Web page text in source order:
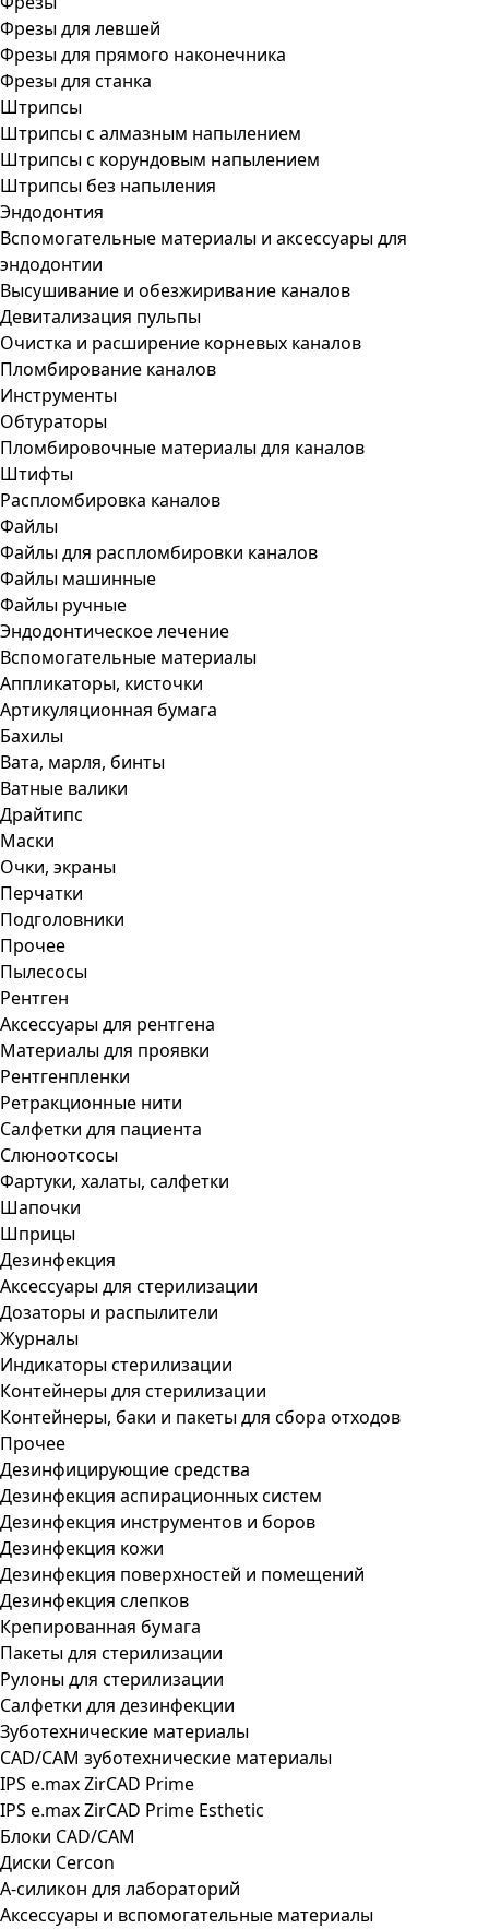
Фрезы для левшей
Фрезы для прямого наконечника
Фрезы для станка
Штрипсы
Штрипсы c алмазным напылением
Штрипсы c корундовым напылением
Штрипсы без напыления
Эндодонтия
Вспомогательные материалы и аксессуары для
эндодонтии
Высушивание и обезжиривание каналов
Девитализация пульпы
Очистка и расширение корневых каналов
Пломбирование каналов
Инструменты
Обтураторы
Пломбировочные материалы для каналов
Штифты
Распломбировка каналов
Файлы
Файлы для распломбировки каналов
Файлы машинные
Файлы ручные
Эндодонтическое лечение
Вспомогательные материалы
Аппликаторы, кисточки
Артикуляционная бумага
Бахилы
Вата, марля, бинты
Ватные валики
Драйтипс
Маски
Очки, экраны
Перчатки
Подголовники
Прочее
Пылесосы
Рентген
Аксессуары для рентгена
Материалы для проявки
Рентгенпленки
Ретракционные нити
Салфетки для пациента
Слюноотсосы
Фартуки, халаты, салфетки
Шапочки
Шприцы
Дезинфекция
Аксессуары для стерилизации
Дозаторы и распылители
Журналы
Индикаторы стерилизации
Контейнеры для стерилизации
Контейнеры, баки и пакеты для сбора отходов
Прочее
Дезинфицирующие средства
Дезинфекция аспирационных систем
Дезинфекция инструментов и боров
Дезинфекция кожи
Дезинфекция поверхностей и помещений
Дезинфекция слепков
Крепированная бумага
Пакеты для стерилизации
Рулоны для стерилизации
Салфетки для дезинфекции
Зуботехнические материалы
CAD/CAM зуботехнические материалы
IPS e.max ZirCAD Prime
IPS e.max ZirCAD Prime Esthetic
Блоки CAD/CAM
Диски Cercon
А-силикон для лабораторий
Аксессуары и вспомогательные материалы